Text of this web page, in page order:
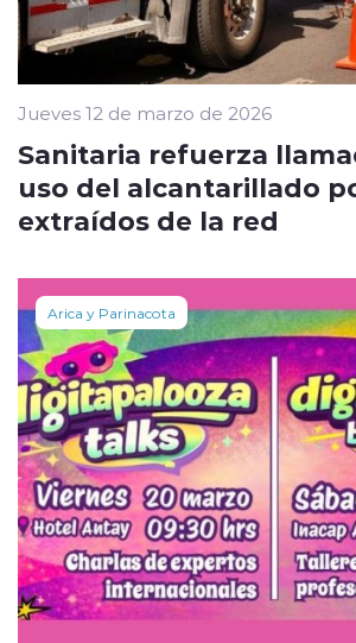
Jueves 12 de marzo de 2026
Sanitaria refuerza
uso del alcantarillado
extraídos de la red
Arica y Parinacota